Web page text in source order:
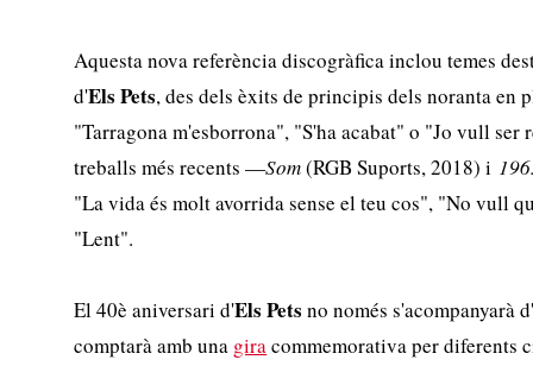
Aquesta nova referència discogràfica inclou temes
d'Els Pets, des dels èxits de principis dels noranta en
"Tarragona m'esborrona", "S'ha acabat" o "Jo vull ser
treballs més recents —Som(RGB Suports, 2018) i
"La vida és molt avorrida sense el teu cos", "No vull
"Lent".
El 40è aniversari d'Els Pets no només s'acompanyarà
comptarà amb una giracommemorativa per diferents